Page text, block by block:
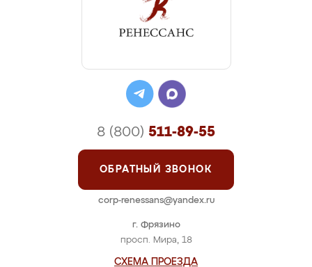
г. Фрязино
просп. Мира, 18
СХЕМА ПРОЕЗДА
8 (800) 511-89-55
ОБРАТНЫЙ ЗВОНОК
corp-renessans@yandex.ru